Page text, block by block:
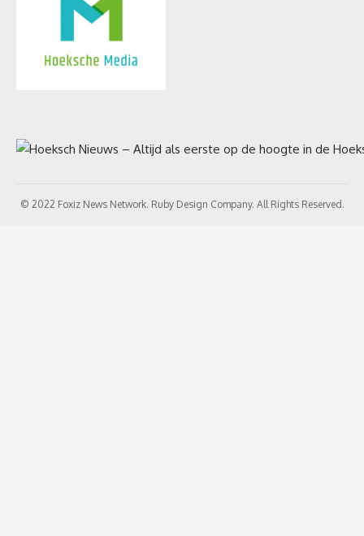
© 2022 Foxiz News Network. Ruby Design Company. All Rights Reserved.